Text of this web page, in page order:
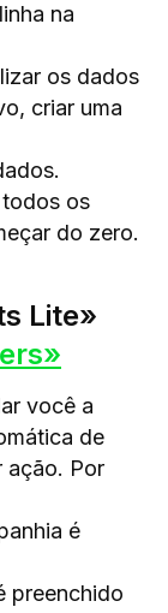
na
os dados
criar uma
os
do zero.
Lite»
você a
de
ação. Por
é
preenchido